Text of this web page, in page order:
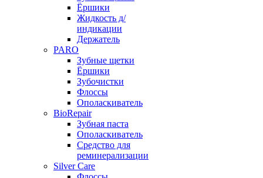
Ёршики
Жидкость д/
индикации
Держатель
PARO
Зубные щетки
Ёршики
Зубочистки
Флоссы
Ополаскиватель
BioRepair
Зубная паста
Ополаскиватель
Средство для
реминерализации
Silver Care